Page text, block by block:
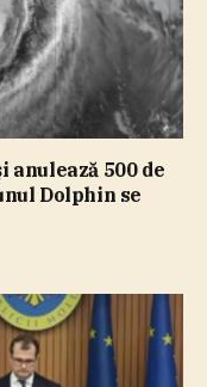
anulează 500 de
Dolphin se